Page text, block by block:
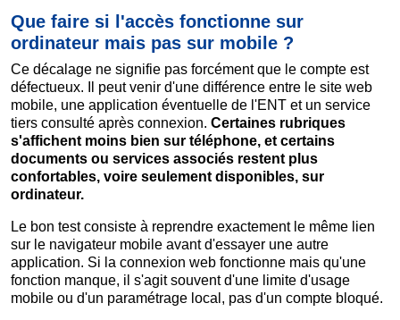
Que faire si l'accès fonctionne sur
ordinateur mais pas sur mobile ?
Ce décalage ne signifie pas forcément que le compte est
défectueux. Il peut venir d'une différence entre le site web
mobile, une application éventuelle de l'ENT et un service
tiers consulté après connexion. Certaines rubriques
s'affichent moins bien sur téléphone, et certains
documents ou services associés restent plus
confortables, voire seulement disponibles, sur
ordinateur.
Le bon test consiste à reprendre exactement le même lien
sur le navigateur mobile avant d'essayer une autre
application. Si la connexion web fonctionne mais qu'une
fonction manque, il s'agit souvent d'une limite d'usage
mobile ou d'un paramétrage local, pas d'un compte bloqué.